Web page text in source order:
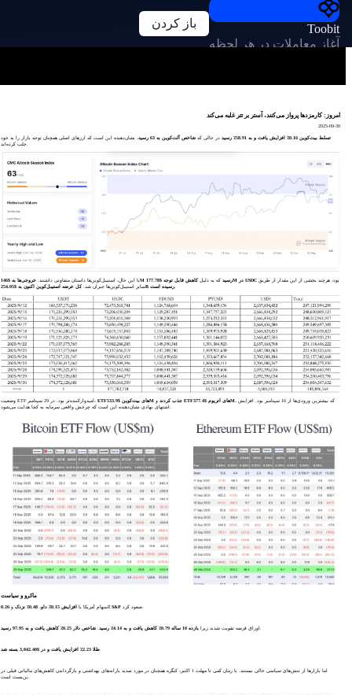
Toobit
آغاز معاملات در هر لحظه
باز کردن
امروز: کارمزدها پرواز می‌کنند، آستر بر تتر غلبه می‌کند
2025-09-30
تسلط بیت‌کوین 0.16٪ افزایش یافت و به 58.91٪ رسید در حالی که شاخص آلت‌کوین به 63 رسید
، نشان‌دهنده این است که ارزهای اصلی همچنان توجه بازار را به خود
با این حال، استیبل‌کوین‌ها داستان متفاوتی داشتند. خروجی‌ها به $146M رسید که به دلیل کاهش قابل توجه $177.78M در USDC
سایر استیبل‌کوین‌ها جبران شد.
کل عرضه استیبل‌کوین اکنون به $254.05B رسیده است
وضعیت ETF امیدوارکننده‌تر بود. در 29 سپتامبر، ETFهای بیت‌کوین $533.9M جذب کردند و ETFهای اتریوم $377.4M، که بیشترین ورودی‌ها از 16 سپتامبر بود. افزایش
ماکرو و سیاست
سهام آمریکا با افزایش 0.15٪ داو ، 0.48٪ نزدک و 0.26٪ S&P
اوراق قرضه تقویت شدند زیرا بازده 10 ساله 0.79٪ کاهش یافت و به 4.14٪ رسید شاخص دلار 0.25٪ کاهش یافت و به 97.95 رسید
طلا 2.23٪ افزایش یافت و در $3,842.40 بسته شد
اما بازارها از تنش‌های سیاسی خالی نیستند. با زمان کمی تا مهلت 1 اکتبر، کنگره همچنان در مورد تمدید یارانه‌های بهداشتی و بازگرداندن کاهش‌های مالیاتی قبلی در